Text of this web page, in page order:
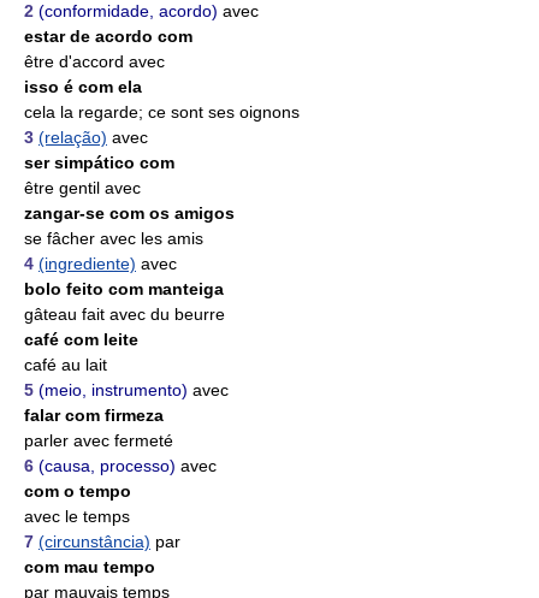
2 (conformidade, acordo) avec
estar de acordo com
être d'accord avec
isso é com ela
cela la regarde; ce sont ses oignons
3 (relação) avec
ser simpático com
être gentil avec
zangar-se com os amigos
se fâcher avec les amis
4 (ingrediente) avec
bolo feito com manteiga
gâteau fait avec du beurre
café com leite
café au lait
5 (meio, instrumento) avec
falar com firmeza
parler avec fermeté
6 (causa, processo) avec
com o tempo
avec le temps
7 (circunstância) par
com mau tempo
par mauvais temps